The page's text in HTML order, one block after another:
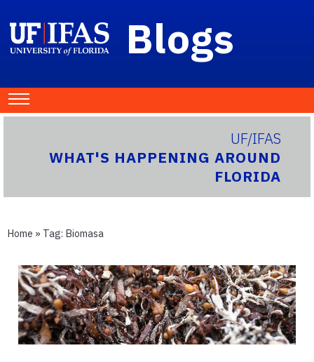
Blogs
UF/IFAS
WHAT'S HAPPENING AROUND
FLORIDA
Home » Tag: Biomasa